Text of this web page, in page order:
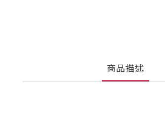
商品描述